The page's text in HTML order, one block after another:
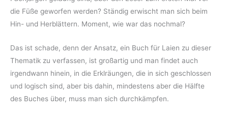
die Füße geworfen werden? Ständig erwischt man sich beim
Hin- und Herblättern. Moment, wie war das nochmal?
Das ist schade, denn der Ansatz, ein Buch für Laien zu dieser
Thematik zu verfassen, ist großartig und man findet auch
irgendwann hinein, in die Erklräungen, die in sich geschlossen
und logisch sind, aber bis dahin, mindestens aber die Hälfte
des Buches über, muss man sich durchkämpfen.